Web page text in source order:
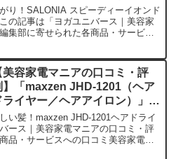
イヤー／ヘアアイロン）」を実
に使ってみた正直感想
り！SALONIA スピーディーイオンド
の記事は「ヨガユニバース｜美容家
集部に寄せられた各商品・サービス
美容家電マニアの口コミ・評
】「maxzen JHD-1201（ヘア
ライヤー／ヘアアイロン）」を
際に使ってみた正直感想
い髪！maxzen JHD-1201ヘアドライ
ース｜美容家電マニアの口コミ・評
品・サービスへの口コミ美容家電マ